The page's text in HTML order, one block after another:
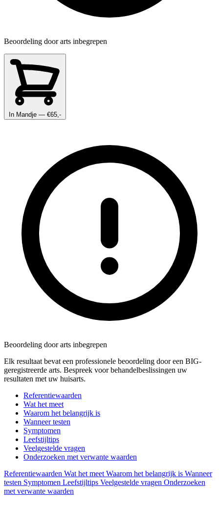
Beoordeling door arts inbegrepen
In Mandje — €65,-
Beoordeling door arts inbegrepen
Elk resultaat bevat een professionele beoordeling door een BIG-
geregistreerde arts. Bespreek voor behandelbeslissingen uw
resultaten met uw huisarts.
Referentiewaarden
Wat het meet
Waarom het belangrijk is
Wanneer testen
Symptomen
Leefstijltips
Veelgestelde vragen
Onderzoeken met verwante waarden
Referentiewaarden Wat het meet Waarom het belangrijk is Wanneer
testen Symptomen Leefstijltips Veelgestelde vragen Onderzoeken
met verwante waarden